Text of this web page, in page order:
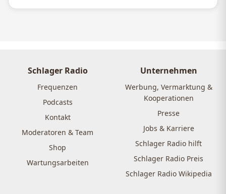
Schlager Radio
Frequenzen
Podcasts
Kontakt
Moderatoren & Team
Shop
Wartungsarbeiten
Unternehmen
Werbung, Vermarktung &
Kooperationen
Presse
Jobs & Karriere
Schlager Radio hilft
Schlager Radio Preis
Schlager Radio Wikipedia